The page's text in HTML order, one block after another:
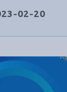
02-20